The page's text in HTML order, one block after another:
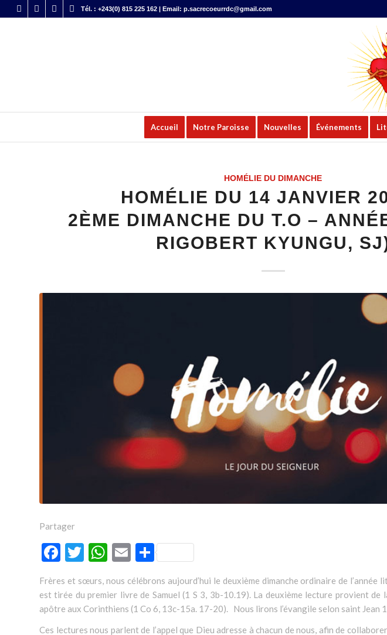
Tél. : +243(0) 815 225 162 | Email: p.sacrecoeurrdc@gmail.com
Accueil Notre Paroisse Nouvelles Événements
HOMÉLIE DU DIMANCHE
HOMÉLIE DU 14 JANVIER
2ÈME DIMANCHE DU T.O –
RIGOBERT KYUNGU,
Partager
Facebook
Twitter
WhatsApp
EmailPartager
Frères et sœurs, nous célébrons aujourd’hui le deuxième dimanche ordinaire de l’année
est tirée du premier livre de Samuel (1 S 3, 3b-10.19). La deuxième lecture provient
apôtre aux Corinthiens (1 Co 6, 13c-15a. 17-20). Nous lirons l’évangile selon saint Jean
Ces lectures nous parlent de l’appel que Dieu adresse à chacun de nous, afin de